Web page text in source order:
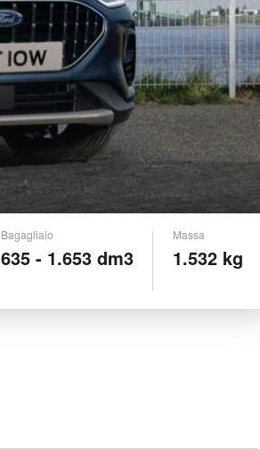
Bagagliaio
635 - 1.653 dm3
Massa
1.532 kg